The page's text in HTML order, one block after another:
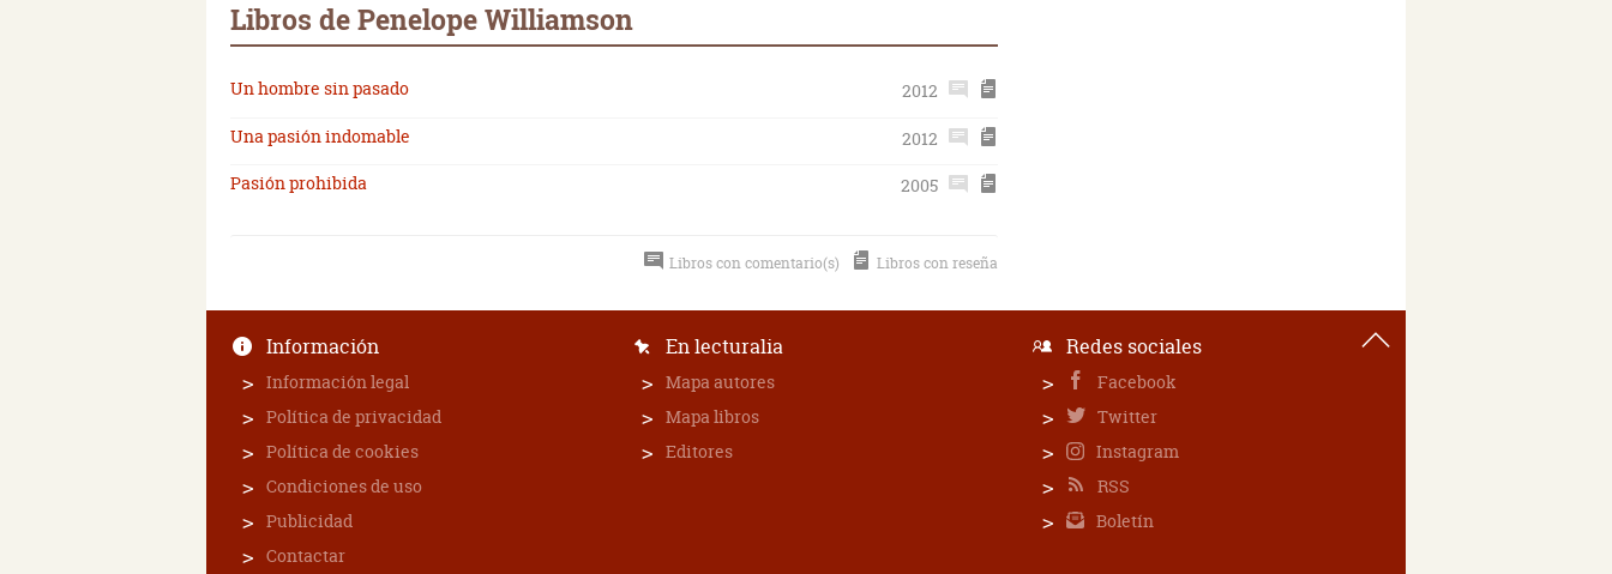
Libros de Penelope Williamson
Un hombre sin pasado
2012
Una pasión indomable
2012
Pasión prohibida
2005
Libros con comentario(s) Libros con reseña
Información
Información legal
Política de privacidad
Política de cookies
Condiciones de uso
Publicidad
Contactar
En lecturalia
Mapa autores
Mapa libros
Editores
Redes sociales
Facebook
Twitter
Instagram
RSS
Boletín